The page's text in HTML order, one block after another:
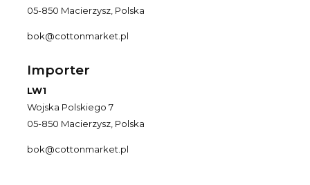
05-850 Macierzysz, Polska
bok@cottonmarket.pl
Importer
LW1
Wojska Polskiego 7
05-850 Macierzysz, Polska
bok@cottonmarket.pl